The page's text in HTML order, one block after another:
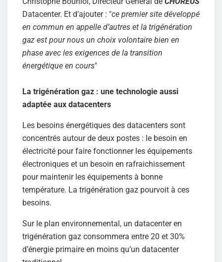
Datacenter. Et d’ajouter : "ce premier site développé
en commun en appelle d’autres et la trigénération
gaz est pour nous un choix volontaire bien en
phase avec les exigences de la transition
énergétique en cours"
La trigénération gaz : une technologie aussi
adaptée aux datacenters
Les besoins énergétiques des datacenters sont
concentrés autour de deux postes : le besoin en
électricité pour faire fonctionner les équipements
électroniques et un besoin en rafraichissement
pour maintenir les équipements à bonne
température. La trigénération gaz pourvoit à ces
besoins.
Sur le plan environnemental, un datacenter en
trigénération gaz consommera entre 20 et 30%
d’énergie primaire en moins qu’un datacenter